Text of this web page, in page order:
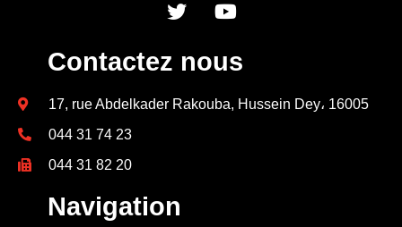
Contactez nous
17, rue Abdelkader Rakouba, Hussein Dey، 16005
044 31 74 23
044 31 82 20
Navigation